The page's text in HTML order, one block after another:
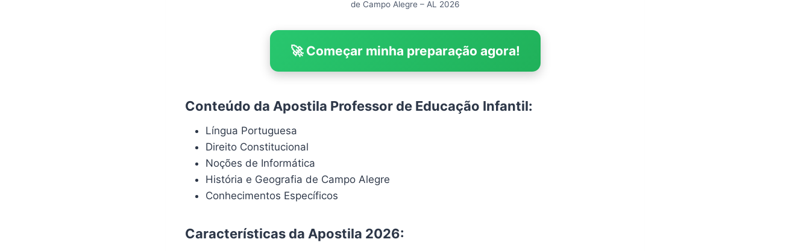
de Campo Alegre – AL 2026
🚀 Começar minha preparação agora!
Conteúdo da Apostila Professor de Educação Infantil:
Língua Portuguesa
Direito Constitucional
Noções de Informática
História e Geografia de Campo Alegre
Conhecimentos Específicos
Características da Apostila 2026: